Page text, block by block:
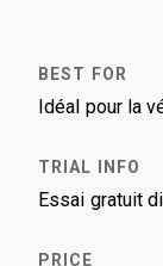
Idéal pour la
Essai gratuit